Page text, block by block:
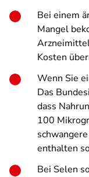
Bei einem
Mangel
Kosten
Wenn Sie
Das
dass
100
enthalten
Bei Selen